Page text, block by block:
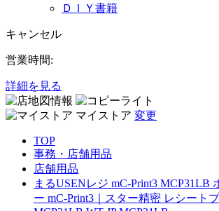
ＤＩＹ書籍
キャンセル
営業時間:
詳細を見る
マイストア 変更
TOP
事務・店舗用品
店舗用品
まるUSENレジ mC-Print3 MCP31LB
ー mC-Print3｜スター精密 レシート